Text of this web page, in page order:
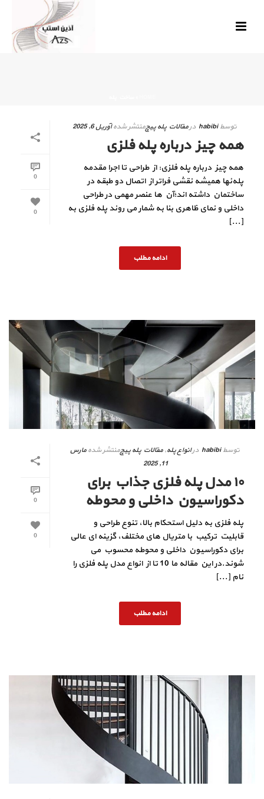
0
0
توسط habibi درمقالات پله پیچمنتشر شدهآوریل 6, 2025
همه چیز درباره پله فلزی
همه چیز درباره پله فلزی: از طراحی تا اجرا مقدمه
پله‌ئها همیشه نقشی فراتر از اتصال دو طبقه در
ساختمان داشته‌ اند؛آن‌ ها عنصر مهمی در طراحی
داخلی و نمای ظاهری بنا به شمار می‌ روند پله فلزی به‌
[...]
ادامه مطلب
0
0
توسط habibi درانواع پله,مقالات پله پیچمنتشر شده مارس
11, 2025
۱۰ مدل پله فلزی جذاب برای
دکوراسیون داخلی و محوطه
پله‌ فلزی به دلیل استحکام بالا، تنوع طراحی و
قابلیت ترکیب با متریال‌ های مختلف، گزینه‌ ای عالی
برای دکوراسیون داخلی و محوطه محسوب می‌
شوند.در این مقاله ما 10 تا از انواع مدل پله فلزی را
نام [...]
ادامه مطلب